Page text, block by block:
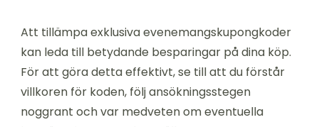
Att tillämpa exklusiva evenemangskupongkoder
kan leda till betydande besparingar på dina köp.
För att göra detta effektivt, se till att du förstår
villkoren för koden, följ ansökningsstegen
noggrant och var medveten om eventuella